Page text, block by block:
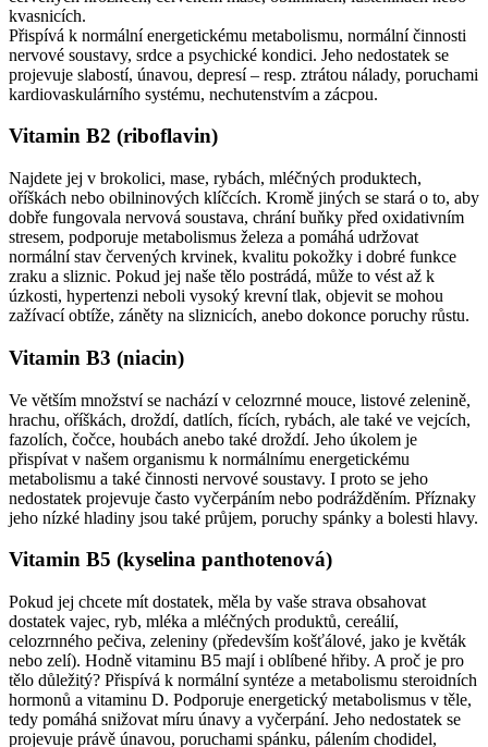
kvasnicích.
Přispívá k normální energetickému metabolismu, normální činnosti
nervové soustavy, srdce a psychické kondici. Jeho nedostatek se
projevuje slabostí, únavou, depresí – resp. ztrátou nálady, poruchami
kardiovaskulárního systému, nechutenstvím a zácpou.
Vitamin B2 (riboflavin)
Najdete jej v brokolici, mase, rybách, mléčných produktech,
oříškách nebo obilninových klíčcích. Kromě jiných se stará o to, aby
dobře fungovala nervová soustava, chrání buňky před oxidativním
stresem, podporuje metabolismus železa a pomáhá udržovat
normální stav červených krvinek, kvalitu pokožky i dobré funkce
zraku a sliznic. Pokud jej naše tělo postrádá, může to vést až k
úzkosti, hypertenzi neboli vysoký krevní tlak, objevit se mohou
zažívací obtíže, záněty na sliznicích, anebo dokonce poruchy růstu.
Vitamin B3 (niacin)
Ve větším množství se nachází v celozrnné mouce, listové zelenině,
hrachu, oříškách, droždí, datlích, fících, rybách, ale také ve vejcích,
fazolích, čočce, houbách anebo také droždí. Jeho úkolem je
přispívat v našem organismu k normálnímu energetickému
metabolismu a také činnosti nervové soustavy. I proto se jeho
nedostatek projevuje často vyčerpáním nebo podrážděním. Příznaky
jeho nízké hladiny jsou také průjem, poruchy spánky a bolesti hlavy.
Vitamin B5 (kyselina panthotenová)
Pokud jej chcete mít dostatek, měla by vaše strava obsahovat
dostatek vajec, ryb, mléka a mléčných produktů, cereálií,
celozrnného pečiva, zeleniny (především košťálové, jako je květák
nebo zelí). Hodně vitaminu B5 mají i oblíbené hřiby. A proč je pro
tělo důležitý? Přispívá k normální syntéze a metabolismu steroidních
hormonů a vitaminu D. Podporuje energetický metabolismus v těle,
tedy pomáhá snižovat míru únavy a vyčerpání. Jeho nedostatek se
projevuje právě únavou, poruchami spánku, pálením chodidel,